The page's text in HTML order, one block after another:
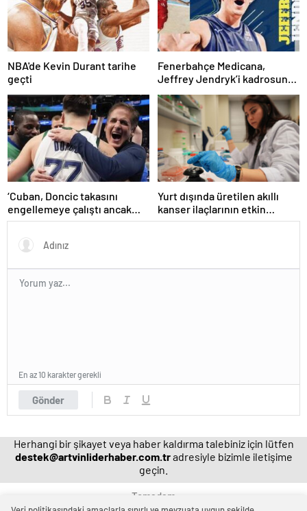
NBA'de Kevin Durant tarihe
geçti
Fenerbahçe Medicana,
Jeffrey Jendryk’i kadrosuna
‘Cuban, Doncic takasını
engellemeye çalıştı ancak
geç kaldı’ iddiası! NBA
Yurt dışında üretilen akıllı
kanser ilaçlarının etkin
maddesi yerli imkanlarla
Gönder
En az 10 karakter gerekli
Herhangi bir şikayet veya haber kaldırma talebiniz için lütfen
destek@artvinliderhaber.com.tradresiyle bizimle iletişime
geçin.
Temadam